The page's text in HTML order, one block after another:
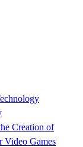
Creation of
Video Games